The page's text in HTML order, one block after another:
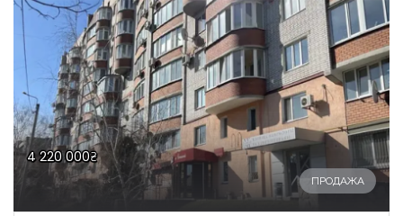
4 220 000₴
ПРОДАЖА